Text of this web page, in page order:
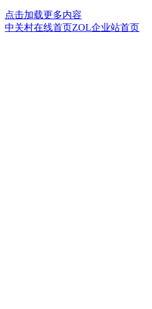
点击加载更多内容
中关村在线首页ZOL企业站首页